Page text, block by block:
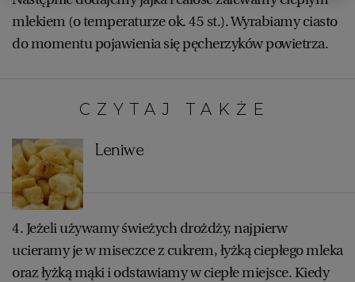
WARSZAWA
mlekiem (o temperaturze ok. 45 st.). Wyrabiamy ciasto
do momentu pojawienia się pęcherzyków powietrza.
CZYTAJ TAKŻE:
Leniwe
4. Jeżeli używamy świeżych drożdży, najpierw
ucieramy je w miseczce z cukrem, łyżką ciepłego mleka
oraz łyżką mąki i odstawiamy w ciepłe miejsce. Kiedy